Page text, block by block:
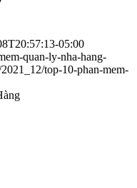
05:00
quan-ly-nha-hang-
top-10-phan-mem-